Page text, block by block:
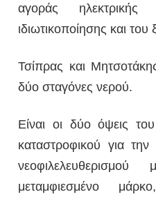
αγοράς
ιδιωτικοποίησης και
Τσίπρας και
δύο σταγόνες νερού.
Είναι οι δύο όψεις του
καταστροφικού για
μεταμφιεσμένο